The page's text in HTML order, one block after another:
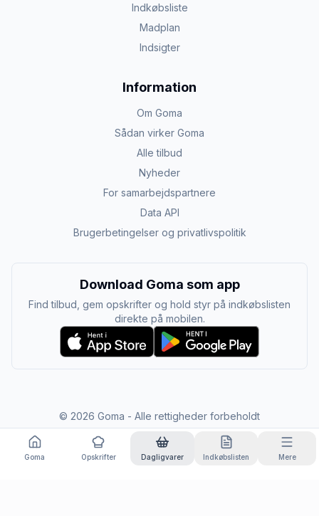
Indkøbsliste
Madplan
Indsigter
Information
Om Goma
Sådan virker Goma
Alle tilbud
Nyheder
For samarbejdspartnere
Data API
Brugerbetingelser og privatlivspolitik
Download Goma som app
Find tilbud, gem opskrifter og hold styr på indkøbslisten
direkte på mobilen.
© 2026 Goma - Alle rettigheder forbeholdt
Goma Opskrifter Dagligvarer Indkøbslisten Mere